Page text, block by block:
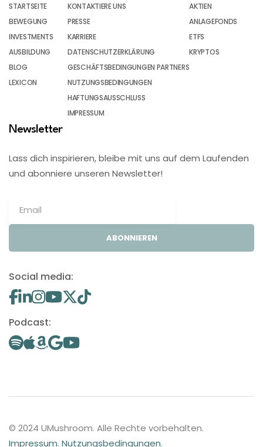
STARTSEITE
BEWEGUNG
INVESTMENTS
AUSBILDUNG
BLOG
LEXICON
KONTAKTIERE UNS
PRESSE
KARRIERE
DATENSCHUTZERKLÄRUNG
GESCHÄFTSBEDINGUNGEN PARTNERS
NUTZUNGSBEDINGUNGEN
HAFTUNGSAUSSCHLUSS
IMPRESSUM
AKTIEN
ANLAGEFONDS
ETFS
KRYPTOS
Newsletter
Lass dich inspirieren, bleibe mit uns auf dem Laufenden
und abonniere unseren Newsletter!
ABONNIEREN
Social media:
Podcast:
© 2024 UMushroom. Alle Rechte vorbehalten.
Impressum. Nutzungsbedingungen.